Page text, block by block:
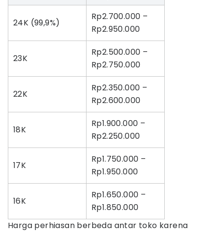
24K (99,9%)
Rp2.700.000 –
Rp2.950.000
23K
Rp2.500.000 –
Rp2.750.000
22K
Rp2.350.000 –
Rp2.600.000
18K
Rp1.900.000 –
Rp2.250.000
17K
Rp1.750.000 –
Rp1.950.000
16K
Rp1.650.000 –
Rp1.850.000
Harga perhiasan berbeda antar toko karena